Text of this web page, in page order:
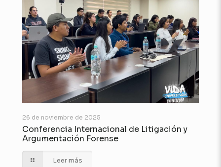
26 de noviembre de 2025
Conferencia Internacional de Litigación y
Argumentación Forense
Leer más